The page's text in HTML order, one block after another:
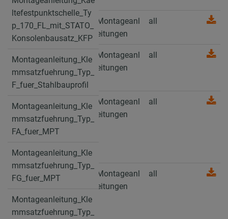
Montageanleitung_Is
o_Schellen_RG_80
Montageanl
eitungen
all
Montageanleitung_Is
o_Schellen_Typ_170_
EX_175_EX
Montageanl
eitungen
all
Montageanleitung_K
aeltefestpunktschelle
_Typ_170_FL_mit_ST
tz_KFP
Montageanl
eitungen
all
Montageanleitung_Kl
yp_F_fuer_Stahlbaup
rofil
Montageanl
eitungen
all
ltefestpunktschelle_Ty
p_170_FL_mit_STATO_
Konsolenbausatz_KFP
Montageanleitung_Kle
mmsatzfuehrung_Typ_
F_fuer_Stahlbauprofil
Montageanleitung_Kle
mmsatzfuehrung_Typ_
FA_fuer_MPT
Montageanleitung_Kle
mmsatzfuehrung_Typ_
FG_fuer_MPT
Montageanleitung_Kle
mmsatzfuehrung_Typ_